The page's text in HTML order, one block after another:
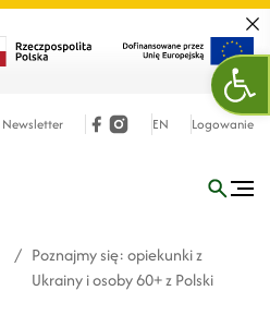
Newsletter EN Logowanie
/ Poznajmy się: opiekunki z
Ukrainy i osoby 60+ z Polski